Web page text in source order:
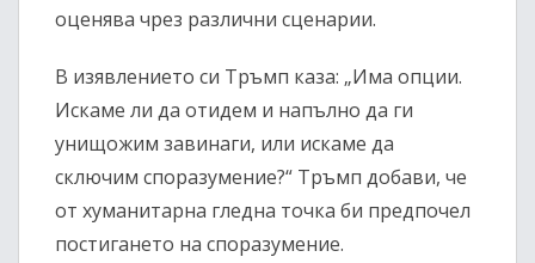
оценява чрез различни сценарии.
В изявлението си Тръмп каза: „Има опции.
Искаме ли да отидем и напълно да ги
унищожим завинаги, или искаме да
сключим споразумение?“ Тръмп добави, че
от хуманитарна гледна точка би предпочел
постигането на споразумение.